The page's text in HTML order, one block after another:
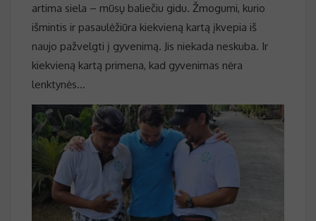
artima siela – mūsų baliečiu gidu. Žmogumi, kurio
išmintis ir pasaulėžiūra kiekvieną kartą įkvepia iš
naujo pažvelgti į gyvenimą. Jis niekada neskuba. Ir
kiekvieną kartą primena, kad gyvenimas nėra
lenktynės…